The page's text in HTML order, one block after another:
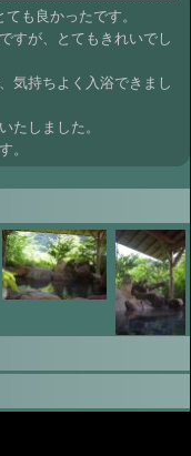
も良かったです。
すが、とてもきれいでし
気持ちよく入浴できまし
たしました。
。